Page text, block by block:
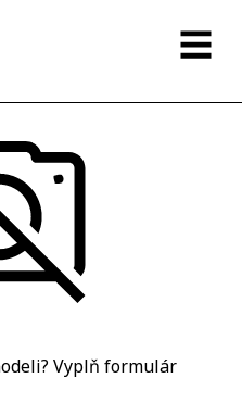
Vyplň formulár